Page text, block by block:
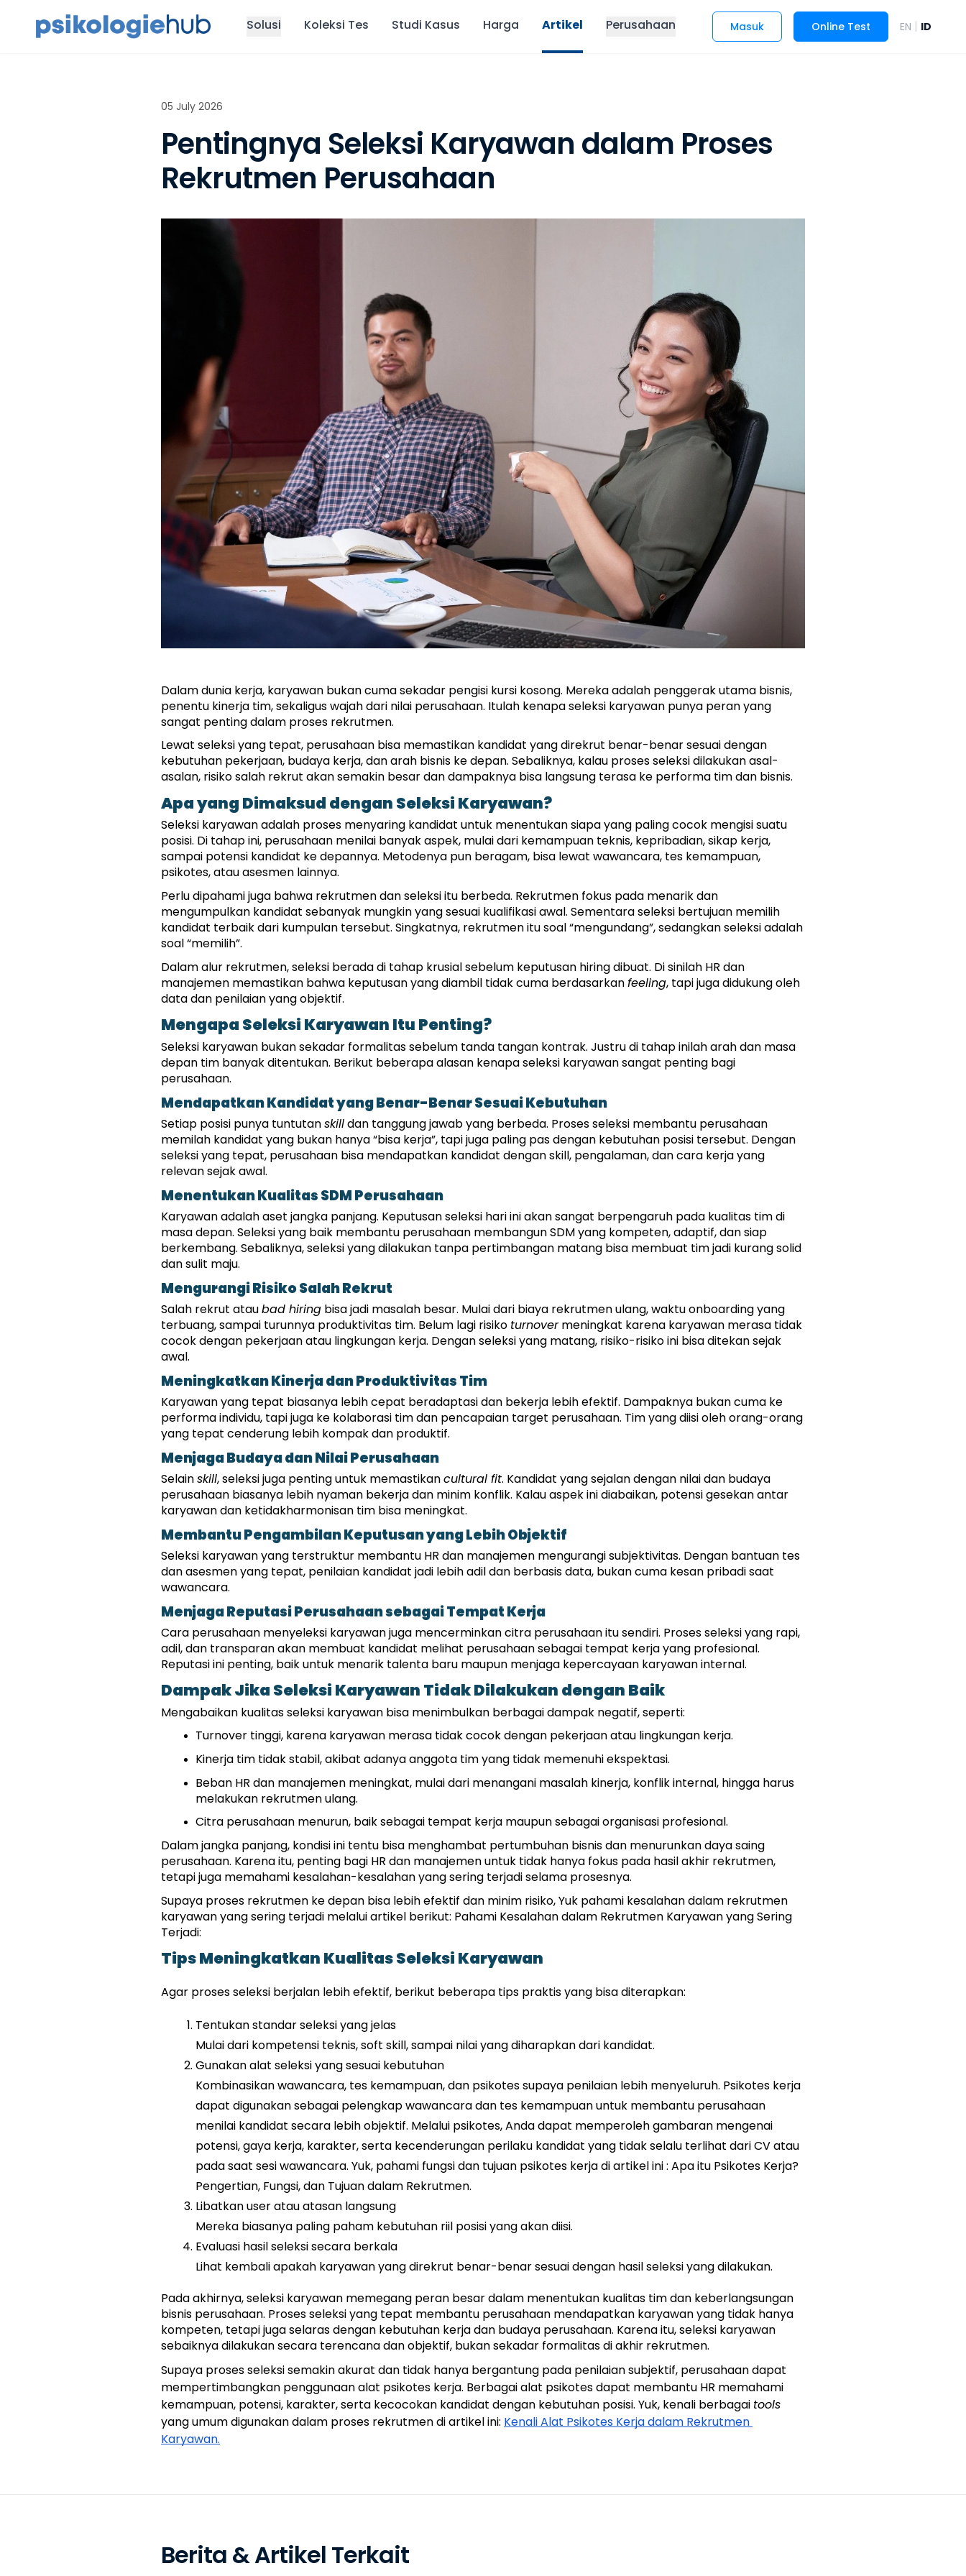
Solusi Koleksi Tes Studi Kasus Harga Artikel Perusahaan Masuk Online Test EN | ID
05 July 2026
Pentingnya Seleksi Karyawan dalam Proses
Rekrutmen Perusahaan
Dalam dunia kerja, karyawan bukan cuma sekadar pengisi kursi kosong. Mereka adalah penggerak utama bisnis,
penentu kinerja tim, sekaligus wajah dari nilai perusahaan. Itulah kenapa seleksi karyawan punya peran yang
sangat penting dalam proses rekrutmen.
Lewat seleksi yang tepat, perusahaan bisa memastikan kandidat yang direkrut benar-benar sesuai dengan
kebutuhan pekerjaan, budaya kerja, dan arah bisnis ke depan. Sebaliknya, kalau proses seleksi dilakukan asal-
asalan, risiko salah rekrut akan semakin besar dan dampaknya bisa langsung terasa ke performa tim dan bisnis.
Apa yang Dimaksud dengan Seleksi Karyawan?
Seleksi karyawan adalah proses menyaring kandidat untuk menentukan siapa yang paling cocok mengisi suatu
posisi. Di tahap ini, perusahaan menilai banyak aspek, mulai dari kemampuan teknis, kepribadian, sikap kerja,
sampai potensi kandidat ke depannya. Metodenya pun beragam, bisa lewat wawancara, tes kemampuan,
psikotes, atau asesmen lainnya.
Perlu dipahami juga bahwa rekrutmen dan seleksi itu berbeda. Rekrutmen fokus pada menarik dan
mengumpulkan kandidat sebanyak mungkin yang sesuai kualifikasi awal. Sementara seleksi bertujuan memilih
kandidat terbaik dari kumpulan tersebut. Singkatnya, rekrutmen itu soal “mengundang”, sedangkan seleksi adalah
soal “memilih”.
Dalam alur rekrutmen, seleksi berada di tahap krusial sebelum keputusan hiring dibuat. Di sinilah HR dan
manajemen memastikan bahwa keputusan yang diambil tidak cuma berdasarkan feeling, tapi juga didukung oleh
data dan penilaian yang objektif.
Mengapa Seleksi Karyawan Itu Penting?
Seleksi karyawan bukan sekadar formalitas sebelum tanda tangan kontrak. Justru di tahap inilah arah dan masa
depan tim banyak ditentukan. Berikut beberapa alasan kenapa seleksi karyawan sangat penting bagi
perusahaan.
Mendapatkan Kandidat yang Benar-Benar Sesuai Kebutuhan
Setiap posisi punya tuntutan skill dan tanggung jawab yang berbeda. Proses seleksi membantu perusahaan
memilah kandidat yang bukan hanya “bisa kerja”, tapi juga paling pas dengan kebutuhan posisi tersebut. Dengan
seleksi yang tepat, perusahaan bisa mendapatkan kandidat dengan skill, pengalaman, dan cara kerja yang
relevan sejak awal.
Menentukan Kualitas SDM Perusahaan
Karyawan adalah aset jangka panjang. Keputusan seleksi hari ini akan sangat berpengaruh pada kualitas tim di
masa depan. Seleksi yang baik membantu perusahaan membangun SDM yang kompeten, adaptif, dan siap
berkembang. Sebaliknya, seleksi yang dilakukan tanpa pertimbangan matang bisa membuat tim jadi kurang solid
dan sulit maju.
Mengurangi Risiko Salah Rekrut
Salah rekrut atau bad hiring bisa jadi masalah besar. Mulai dari biaya rekrutmen ulang, waktu onboarding yang
terbuang, sampai turunnya produktivitas tim. Belum lagi risiko turnover meningkat karena karyawan merasa tidak
cocok dengan pekerjaan atau lingkungan kerja. Dengan seleksi yang matang, risiko-risiko ini bisa ditekan sejak
awal.
Meningkatkan Kinerja dan Produktivitas Tim
Karyawan yang tepat biasanya lebih cepat beradaptasi dan bekerja lebih efektif. Dampaknya bukan cuma ke
performa individu, tapi juga ke kolaborasi tim dan pencapaian target perusahaan. Tim yang diisi oleh orang-orang
yang tepat cenderung lebih kompak dan produktif.
Menjaga Budaya dan Nilai Perusahaan
Selain skill, seleksi juga penting untuk memastikan cultural fit. Kandidat yang sejalan dengan nilai dan budaya
perusahaan biasanya lebih nyaman bekerja dan minim konflik. Kalau aspek ini diabaikan, potensi gesekan antar
karyawan dan ketidakharmonisan tim bisa meningkat.
Membantu Pengambilan Keputusan yang Lebih Objektif
Seleksi karyawan yang terstruktur membantu HR dan manajemen mengurangi subjektivitas. Dengan bantuan tes
dan asesmen yang tepat, penilaian kandidat jadi lebih adil dan berbasis data, bukan cuma kesan pribadi saat
wawancara.
Menjaga Reputasi Perusahaan sebagai Tempat Kerja
Cara perusahaan menyeleksi karyawan juga mencerminkan citra perusahaan itu sendiri. Proses seleksi yang rapi,
adil, dan transparan akan membuat kandidat melihat perusahaan sebagai tempat kerja yang profesional.
Reputasi ini penting, baik untuk menarik talenta baru maupun menjaga kepercayaan karyawan internal.
Dampak Jika Seleksi Karyawan Tidak Dilakukan dengan Baik
Mengabaikan kualitas seleksi karyawan bisa menimbulkan berbagai dampak negatif, seperti:
Turnover tinggi, karena karyawan merasa tidak cocok dengan pekerjaan atau lingkungan kerja.
Kinerja tim tidak stabil, akibat adanya anggota tim yang tidak memenuhi ekspektasi.
Beban HR dan manajemen meningkat, mulai dari menangani masalah kinerja, konflik internal, hingga harus
melakukan rekrutmen ulang.
Citra perusahaan menurun, baik sebagai tempat kerja maupun sebagai organisasi profesional.
Dalam jangka panjang, kondisi ini tentu bisa menghambat pertumbuhan bisnis dan menurunkan daya saing
perusahaan. Karena itu, penting bagi HR dan manajemen untuk tidak hanya fokus pada hasil akhir rekrutmen,
tetapi juga memahami kesalahan-kesalahan yang sering terjadi selama prosesnya.
Supaya proses rekrutmen ke depan bisa lebih efektif dan minim risiko, Yuk pahami kesalahan dalam rekrutmen
karyawan yang sering terjadi melalui artikel berikut: Pahami Kesalahan dalam Rekrutmen Karyawan yang Sering
Terjadi:
Tips Meningkatkan Kualitas Seleksi Karyawan
Agar proses seleksi berjalan lebih efektif, berikut beberapa tips praktis yang bisa diterapkan:
Tentukan standar seleksi yang jelas
Mulai dari kompetensi teknis, soft skill, sampai nilai yang diharapkan dari kandidat.
Gunakan alat seleksi yang sesuai kebutuhan
Kombinasikan wawancara, tes kemampuan, dan psikotes supaya penilaian lebih menyeluruh. Psikotes kerja
dapat digunakan sebagai pelengkap wawancara dan tes kemampuan untuk membantu perusahaan
menilai kandidat secara lebih objektif. Melalui psikotes, Anda dapat memperoleh gambaran mengenai
potensi, gaya kerja, karakter, serta kecenderungan perilaku kandidat yang tidak selalu terlihat dari CV atau
pada saat sesi wawancara. Yuk, pahami fungsi dan tujuan psikotes kerja di artikel ini : Apa itu Psikotes Kerja?
Pengertian, Fungsi, dan Tujuan dalam Rekrutmen.
Libatkan user atau atasan langsung
Mereka biasanya paling paham kebutuhan riil posisi yang akan diisi.
Evaluasi hasil seleksi secara berkala
Lihat kembali apakah karyawan yang direkrut benar-benar sesuai dengan hasil seleksi yang dilakukan.
Pada akhirnya, seleksi karyawan memegang peran besar dalam menentukan kualitas tim dan keberlangsungan
bisnis perusahaan. Proses seleksi yang tepat membantu perusahaan mendapatkan karyawan yang tidak hanya
kompeten, tetapi juga selaras dengan kebutuhan kerja dan budaya perusahaan. Karena itu, seleksi karyawan
sebaiknya dilakukan secara terencana dan objektif, bukan sekadar formalitas di akhir rekrutmen.
Supaya proses seleksi semakin akurat dan tidak hanya bergantung pada penilaian subjektif, perusahaan dapat
mempertimbangkan penggunaan alat psikotes kerja. Berbagai alat psikotes dapat membantu HR memahami
kemampuan, potensi, karakter, serta kecocokan kandidat dengan kebutuhan posisi. Yuk, kenali berbagai tools
yang umum digunakan dalam proses rekrutmen di artikel ini: Kenali Alat Psikotes Kerja dalam Rekrutmen
Karyawan.
Berita & Artikel Terkait